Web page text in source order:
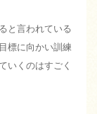
と言われている
標に向かい訓練
いくのはすごく